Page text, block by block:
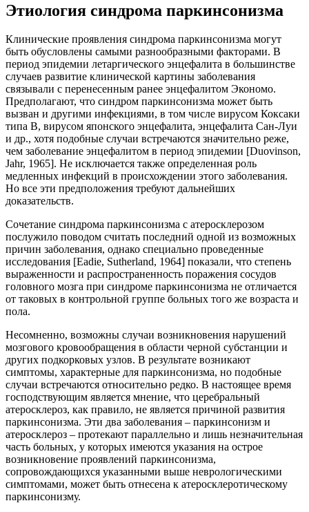
Этиология синдрома паркинсонизма
Клинические проявления синдрома паркинсонизма могут
быть обусловлены самыми разнообразными факторами. В
период эпидемии летаргического энцефалита в большинстве
случаев развитие клинической картины заболевания
связывали с перенесенным ранее энцефалитом Экономо.
Предполагают, что синдром паркинсонизма может быть
вызван и другими инфекциями, в том числе вирусом Коксаки
типа В, вирусом японского энцефалита, энцефалита Сан-Луи
и др., хотя подобные случаи встречаются значительно реже,
чем заболевание энцефалитом в период эпидемии [Duovinson,
Jahr, 1965]. Не исключается также определенная роль
медленных инфекций в происхождении этого заболевания.
Но все эти предположения требуют дальнейших
доказательств.
Сочетание синдрома паркинсонизма с атеросклерозом
послужило поводом считать последний одной из возможных
причин заболевания, однако специально проведенные
исследования [Eadie, Sutherland, 1964] показали, что степень
выраженности и распространенность поражения сосудов
головного мозга при синдроме паркинсонизма не отличается
от таковых в контрольной группе больных того же возраста и
пола.
Несомненно, возможны случаи возникновения нарушений
мозгового кровообращения в области черной субстанции и
других подкорковых узлов. В результате возникают
симптомы, характерные для паркинсонизма, но подобные
случаи встречаются относительно редко. В настоящее время
господствующим является мнение, что церебральный
атеросклероз, как правило, не является причиной развития
паркинсонизма. Эти два заболевания – паркинсонизм и
атеросклероз – протекают параллельно и лишь незначительная
часть больных, у которых имеются указания на острое
возникновение проявлений паркинсонизма,
сопровождающихся указанными выше неврологическими
симптомами, может быть отнесена к атеросклеротическому
паркинсонизму.